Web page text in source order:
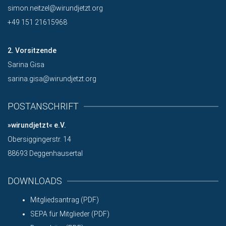
simon.neitzel@wirundjetzt.org
+49 151 21615968
2. Vorsitzende
Sarina Gisa
sarina.gisa@wirundjetzt.org
POSTANSCHRIFT
»wirundjetzt« e.V.
Obersiggingerstr. 14
88693 Deggenhausertal
DOWNLOADS
Mitgliedsantrag (PDF)
SEPA für Mitglieder (PDF)